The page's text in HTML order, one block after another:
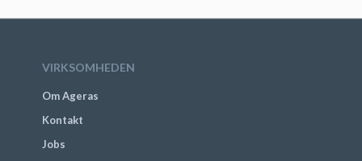
VIRKSOMHEDEN
Om Ageras
Kontakt
Jobs